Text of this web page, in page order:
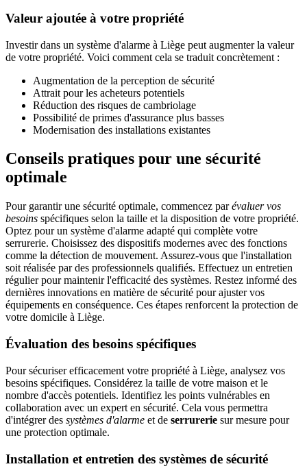
Valeur ajoutée à votre propriété
Investir dans un système d'alarme à Liège peut augmenter la valeur
de votre propriété. Voici comment cela se traduit concrètement :
Augmentation de la perception de sécurité
Attrait pour les acheteurs potentiels
Réduction des risques de cambriolage
Possibilité de primes d'assurance plus basses
Modernisation des installations existantes
Conseils pratiques pour une sécurité
optimale
Pour garantir une sécurité optimale, commencez parévaluer vos
besoins spécifiques selon la taille et la disposition de votre propriété.
Optez pour un système d'alarme adapté qui complète votre
serrurerie. Choisissez des dispositifs modernes avec des fonctions
comme la détection de mouvement. Assurez-vous que l'installation
soit réalisée par des professionnels qualifiés. Effectuez un entretien
régulier pour maintenir l'efficacité des systèmes. Restez informé des
dernières innovations en matière de sécurité pour ajuster vos
équipements en conséquence. Ces étapes renforcent la protection de
votre domicile à Liège.
Évaluation des besoins spécifiques
Pour sécuriser efficacement votre propriété à Liège, analysez vos
besoins spécifiques. Considérez la taille de votre maison et le
nombre d'accès potentiels. Identifiez les points vulnérables en
collaboration avec un expert en sécurité. Cela vous permettra
d'intégrer des systèmes d'alarme et de serrurerie sur mesure pour
une protection optimale.
Installation et entretien des systèmes de sécurité